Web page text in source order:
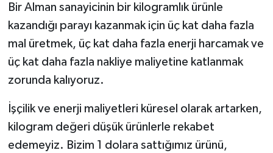
Bir Alman sanayicinin bir kilogramlık ürünle
kazandığı parayı kazanmak için üç kat daha fazla
mal üretmek, üç kat daha fazla enerji harcamak ve
üç kat daha fazla nakliye maliyetine katlanmak
zorunda kalıyoruz.
İşçilik ve enerji maliyetleri küresel olarak artarken,
kilogram değeri düşük ürünlerle rekabet
edemeyiz. Bizim 1 dolara sattığımız ürünü,